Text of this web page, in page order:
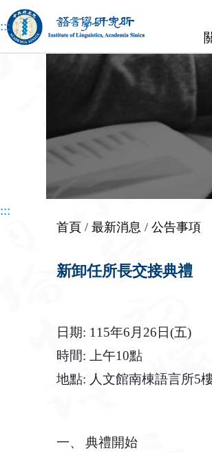
跳到主要內容區塊
:::
:::
首頁 /最新消息 /公告事項
新卸任所長交接典禮
日期: 115年6月26日(五)
時間: 上午10點
地點: 人文館南棟語言所5
一、
典禮開始